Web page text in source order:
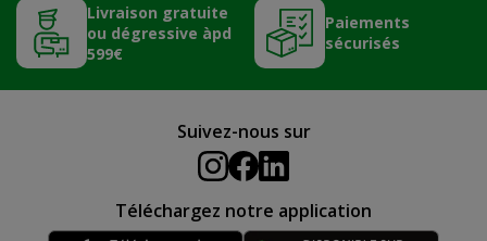
Livraison gratuite
ou dégressive àpd
599€
Paiements
sécurisés
Suivez-nous sur
Téléchargez notre application